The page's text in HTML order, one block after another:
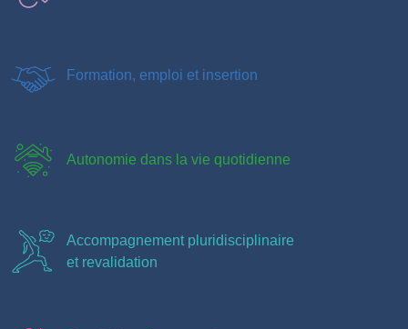
Formation, emploi et insertion
Autonomie dans la vie quotidienne
Accompagnement pluridisciplinaire
et revalidation